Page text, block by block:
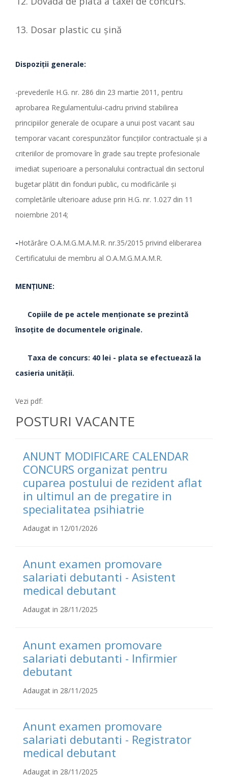
Dosar plastic cu şină
Dispoziții generale:
-prevederile H.G. nr. 286 din 23 martie 2011, pentru
aprobarea Regulamentului-cadru privind stabilirea
principiilor generale de ocupare a unui post vacant sau
temporar vacant corespunzător funcţiilor contractuale şi a
criteriilor de promovare în grade sau trepte profesionale
imediat superioare a personalului contractual din sectorul
bugetar plătit din fonduri public, cu modificările și
completările ulterioare aduse prin H.G. nr. 1.027 din 11
noiembrie 2014;
-Hotărâre O.A.M.G.M.A.M.R. nr.35/2015 privind eliberarea
Certificatului de membru al O.A.M.G.M.A.M.R.
MENŢIUNE:
Copiile de pe actele menţionate se prezintă
însoţite de documentele originale.
Taxa de concurs: 40 lei - plata se efectuează la
casieria unităţii.
Vezi pdf:
POSTURI VACANTE
ANUNT MODIFICARE CALENDAR
CONCURS organizat pentru
cuparea postului de rezident aflat
in ultimul an de pregatire in
specialitatea psihiatrie
Adaugat in 12/01/2026
Anunt examen promovare
salariati debutanti - Asistent
medical debutant
Adaugat in 28/11/2025
Anunt examen promovare
salariati debutanti - Infirmier
debutant
Adaugat in 28/11/2025
Anunt examen promovare
salariati debutanti - Registrator
medical debutant
Adaugat in 28/11/2025